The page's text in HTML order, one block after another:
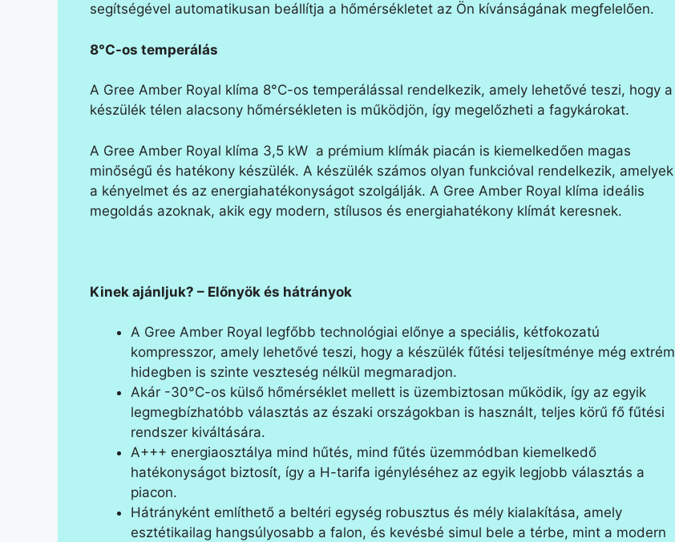
segítségével automatikusan beállítja a hőmérsékletet az Ön kívánságának megfelelően.
8°C-os temperálás
A Gree Amber Royal klíma 8°C-os temperálással rendelkezik, amely lehetővé teszi, hogy a
készülék télen alacsony hőmérsékleten is működjön, így megelőzheti a fagykárokat.
A Gree Amber Royal klíma 3,5 kW a prémium klímák piacán is kiemelkedően magas
minőségű és hatékony készülék. A készülék számos olyan funkcióval rendelkezik, amelyek
a kényelmet és az energiahatékonyságot szolgálják. A Gree Amber Royal klíma ideális
megoldás azoknak, akik egy modern, stílusos és energiahatékony klímát keresnek.
Kinek ajánljuk? – Előnyök és hátrányok
A Gree Amber Royal legfőbb technológiai előnye a speciális, kétfokozatú
kompresszor, amely lehetővé teszi, hogy a készülék fűtési teljesítménye még extrém
hidegben is szinte veszteség nélkül megmaradjon.
Akár -30°C-os külső hőmérséklet mellett is üzembiztosan működik, így az egyik
legmegbízhatóbb választás az északi országokban is használt, teljes körű fő fűtési
rendszer kiváltására.
A+++ energiaosztálya mind hűtés, mind fűtés üzemmódban kiemelkedő
hatékonyságot biztosít, így a H-tarifa igényléséhez az egyik legjobb választás a
piacon.
Hátrányként említhető a beltéri egység robusztus és mély kialakítása, amely
esztétikailag hangsúlyosabb a falon, és kevésbé simul bele a térbe, mint a modern